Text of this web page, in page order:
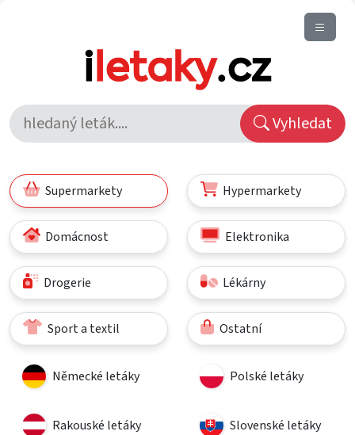
Vyhledat
Supermarkety Hypermarkety
Domácnost Elektronika
Drogerie Lékárny
Sport a textil Ostatní
Německé letáky Polské letáky
Rakouské letáky Slovenské letáky